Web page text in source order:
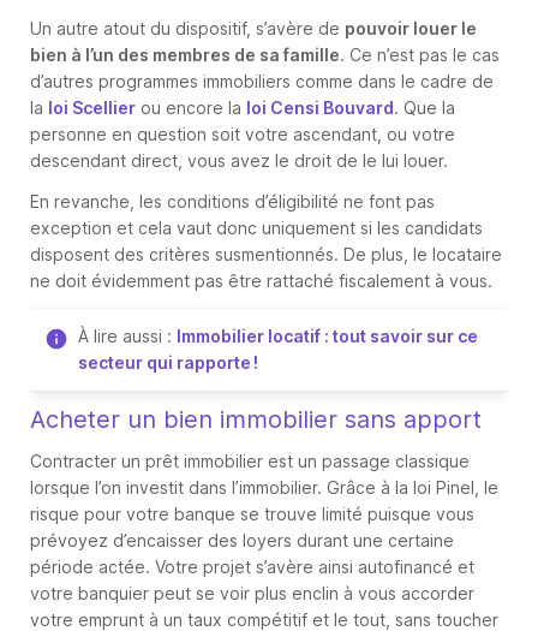
Un autre atout du dispositif, s’avère de pouvoir louer le
bien à l’un des membres de sa famille. Ce n’est pas le cas
d’autres programmes immobiliers comme dans le cadre de
la loi Scellier ou encore la loi Censi Bouvard. Que la
personne en question soit votre ascendant, ou votre
descendant direct, vous avez le droit de le lui louer.
En revanche, les conditions d’éligibilité ne font pas
exception et cela vaut donc uniquement si les candidats
disposent des critères susmentionnés. De plus, le locataire
ne doit évidemment pas être rattaché fiscalement à vous.
À lire aussi : Immobilier locatif : tout savoir sur ce
secteur qui rapporte !
Acheter un bien immobilier sans apport
Contracter un prêt immobilier est un passage classique
lorsque l’on investit dans l’immobilier. Grâce à la loi Pinel, le
risque pour votre banque se trouve limité puisque vous
prévoyez d’encaisser des loyers durant une certaine
période actée. Votre projet s’avère ainsi autofinancé et
votre banquier peut se voir plus enclin à vous accorder
votre emprunt à un taux compétitif et le tout, sans toucher